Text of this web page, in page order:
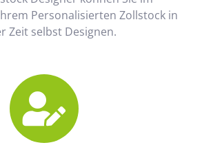
Personalisierten Zollstock in
Zeit selbst Designen.